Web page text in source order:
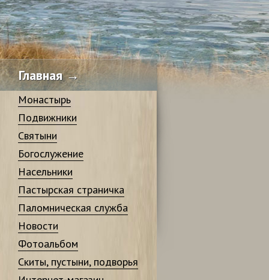
Главная →
Монастырь
Подвижники
Святыни
Богослужение
Насельники
Пастырская страничка
Паломническая служба
Новости
Фотоальбом
Скиты, пустыни, подворья